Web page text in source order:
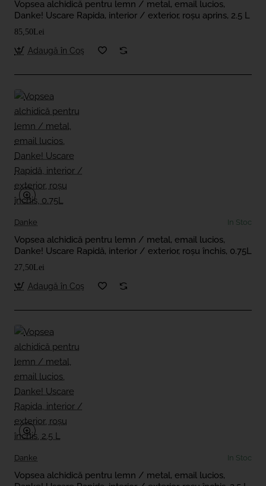
Vopsea alchidică pentru lemn / metal, email lucios,
Danke! Uscare Rapida, interior / exterior, roșu aprins, 2.5 L
85,50Lei
Adaugă în Coş
Danke In Stoc
Vopsea alchidică pentru lemn / metal, email lucios,
Danke! Uscare Rapidă, interior / exterior, roșu închis, 0.75L
27,50Lei
Adaugă în Coş
Danke In Stoc
Vopsea alchidică pentru lemn / metal, email lucios,